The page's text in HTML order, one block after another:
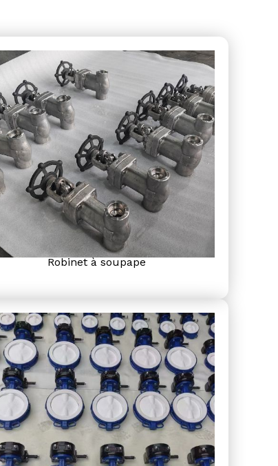
Robinet à soupape